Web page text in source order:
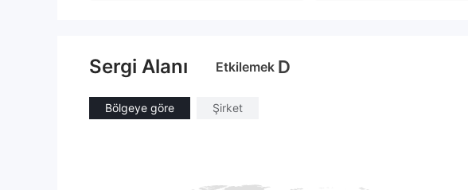
Sergi Alanı Etkilemek D
Bölgeye göre Şirket